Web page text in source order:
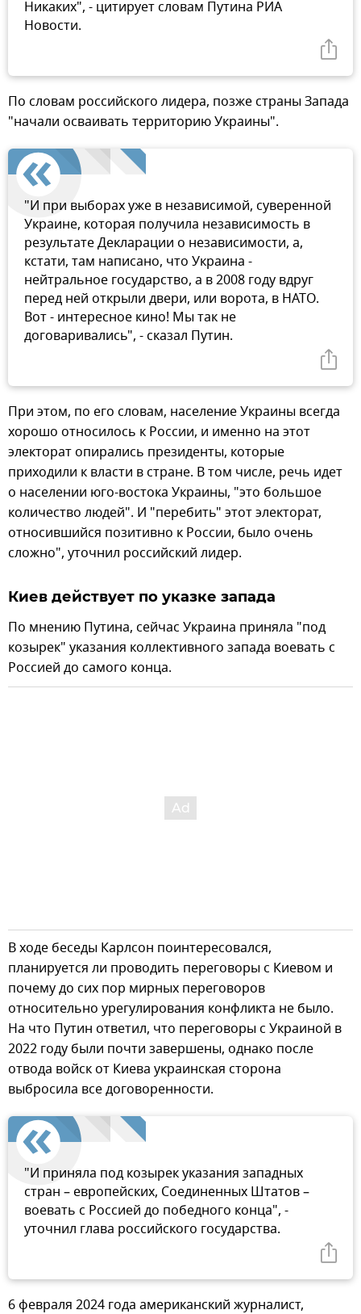
Никаких", - цитирует словам Путина РИА
Новости.
По словам российского лидера, позже страны Запада
"начали осваивать территорию Украины".
"И при выборах уже в независимой, суверенной
Украине, которая получила независимость в
результате Декларации о независимости, а,
кстати, там написано, что Украина -
нейтральное государство, а в 2008 году вдруг
перед ней открыли двери, или ворота, в НАТО.
Вот - интересное кино! Мы так не
договаривались", - сказал Путин.
При этом, по его словам, население Украины всегда
хорошо относилось к России, и именно на этот
электорат опирались президенты, которые
приходили к власти в стране. В том числе, речь идет
о населении юго-востока Украины, "это большое
количество людей". И "перебить" этот электорат,
относившийся позитивно к России, было очень
сложно", уточнил российский лидер.
Киев действует по указке запада
По мнению Путина, сейчас Украина приняла "под
козырек" указания коллективного запада воевать с
Россией до самого конца.
В ходе беседы Карлсон поинтересовался,
планируется ли проводить переговоры с Киевом и
почему до сих пор мирных переговоров
относительно урегулирования конфликта не было.
На что Путин ответил, что переговоры с Украиной в
2022 году были почти завершены, однако после
отвода войск от Киева украинская сторона
выбросила все договоренности.
"И приняла под козырек указания западных
стран – европейских, Соединенных Штатов –
воевать с Россией до победного конца", -
уточнил глава российского государства.
6 февраля 2024 года американский журналист,